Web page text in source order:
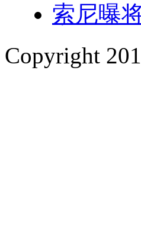
索尼曝
Copyright